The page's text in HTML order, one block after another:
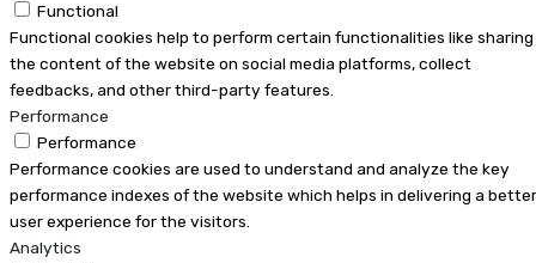
Functional
Functional cookies help to perform certain functionalities like sharing
the content of the website on social media platforms, collect
feedbacks, and other third-party features.
Performance
Performance
Performance cookies are used to understand and analyze the key
performance indexes of the website which helps in delivering a better
user experience for the visitors.
Analytics